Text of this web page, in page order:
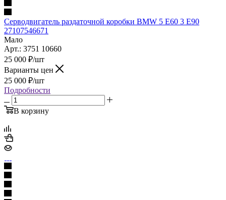
Серводвигатель раздаточной коробки BMW 5 E60 3 E90
27107546671
Мало
Арт.: 3751 10660
25 000 ₽/шт
Варианты цен
25 000 ₽/шт
Подробности
В корзину